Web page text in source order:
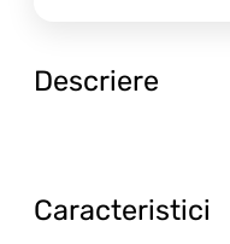
Descriere
Caracteristici